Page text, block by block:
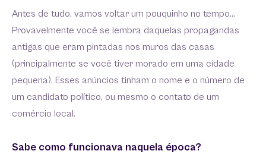
Antes de tudo, vamos voltar um pouquinho no tempo…
Provavelmente você se lembra daquelas propagandas
antigas que eram pintadas nos muros das casas
(principalmente se você tiver morado em uma cidade
pequena). Esses anúncios tinham o nome e o número de
um candidato político, ou mesmo o contato de um
comércio local.
Sabe como funcionava naquela época?